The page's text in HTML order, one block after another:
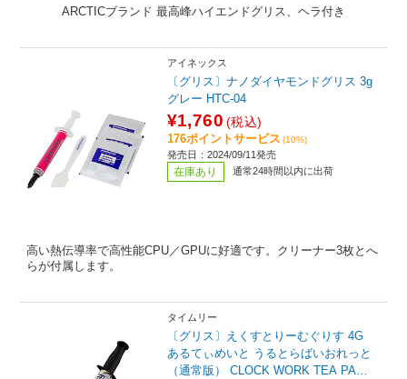
ARCTICブランド 最高峰ハイエンドグリス、ヘラ付き
アイネックス
〔グリス〕ナノダイヤモンドグリス 3g
グレー HTC-04
¥1,760 (税込)
176ポイントサービス (10%)
発売日：2024/09/11発売
在庫あり 通常24時間以内に出荷
高い熱伝導率で高性能CPU／GPUに好適です。クリーナー3枚とへ
らが付属します。
タイムリー
〔グリス〕えくすとりーむぐりす 4G
あるてぃめいと うるとらばいおれっと
（通常版） CLOCK WORK TEA PART